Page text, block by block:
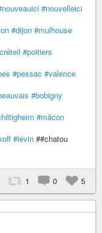
#nouvelleici
#dijon #mulhouse
#poitiers
#pessac #valence
#bobigny
#mâcon
#lévin ##chatou
1 0 5